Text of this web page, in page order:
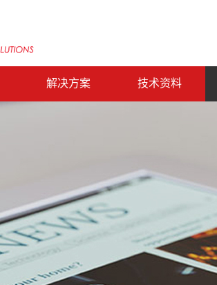
解决方案 技术资料